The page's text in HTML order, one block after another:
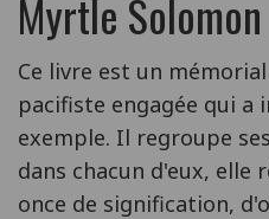
Myrtle Solomon
Ce livre est un
pacifiste engagée qui a
exemple. Il regroupe
dans chacun d'eux, elle
once de signification,